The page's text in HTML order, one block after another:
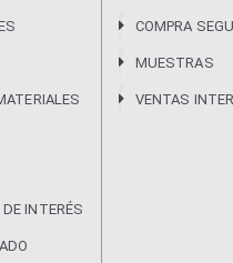
INTERÉS
COMPRA
MUESTRAS
VENTAS